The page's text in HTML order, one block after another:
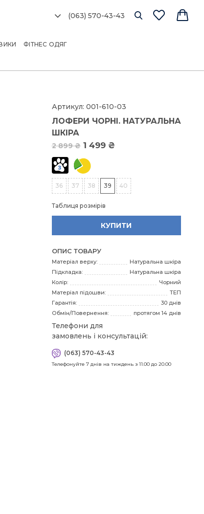
(063) 570-43-43
ФІТНЕС ОДЯГ
Артикул: 001-610-03
ЛОФЕРИ ЧОРНІ. НАТУРАЛЬНА
ШКІРА
2 899 ₴1 499 ₴
36 37 38 39 40
Таблиця розмірів
КУПИТИ
ОПИС ТОВАРУ
Матеріал верху:
Натуральна шкіра
Підкладка:
Натуральна шкіра
Колір:
Чорний
Матеріал підошви:
ТЕП
Гарантія:
30 днів
Обмін/Повернення:
протягом 14 днів
Телефони для
замовлень і консультацій:
(063) 570-43-43
Телефонуйте 7 днів на тиждень з 11.00 до 20.00